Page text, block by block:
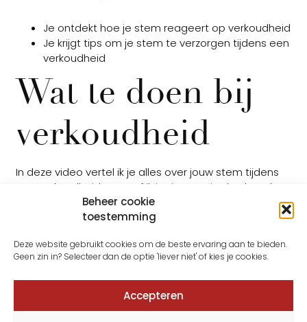
Beheer cookie
toestemming
Deze website gebruikt cookies om de beste ervaring aan te bieden.
Geen zin in? Selecteer dan de optie 'liever niet' of kies je cookies.
Accepteren
Je ontdekt hoe je stem reageert op verkoudheid
Je krijgt tips om je stem te verzorgen tijdens een
verkoudheid
Wat te doen bij
verkoudheid
In deze video vertel ik je alles over jouw stem tijdens
een verkoudheid en geef ik je tips wat je dan kan doen
ook als je bijvoorbeeld hoest.
https://vimeo.com/455868693
MOGELIJKHEID: LAAT JE STEM BELUISTEREN
Maak je je zorgen over je stem, weet je niet goed wat
je er van vindt, lukt iets niet, of heb je er een